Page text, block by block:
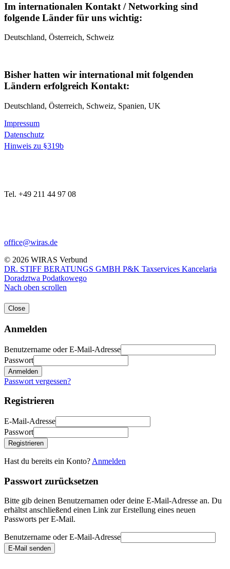
Im internationalen Kontakt / Networking sind
folgende Länder für uns wichtig:
Deutschland, Österreich, Schweiz
Bisher hatten wir international mit folgenden
Ländern erfolgreich Kontakt:
Deutschland, Österreich, Schweiz, Spanien, UK
Impressum
Datenschutz
Hinweis zu §319b
Tel. +49 211 44 97 08
office@wiras.de
© 2026 WIRAS Verbund
DR. STIFF BERATUNGS GMBH P&K Taxservices Kancelaria
Doradztwa Podatkowego
Nach oben scrollen
Close
Anmelden
Benutzername oder E-Mail-Adresse
Passwort
Anmelden
Passwort vergessen?
Registrieren
E-Mail-Adresse
Passwort
Registrieren
Hast du bereits ein Konto? Anmelden
Passwort zurücksetzen
Bitte gib deinen Benutzernamen oder deine E-Mail-Adresse an. Du
erhältst anschließend einen Link zur Erstellung eines neuen
Passworts per E-Mail.
Benutzername oder E-Mail-Adresse
E-Mail senden